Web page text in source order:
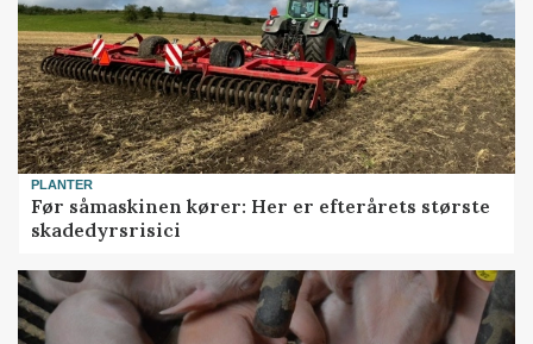
PLANTER
Før såmaskinen kører: Her er efterårets største
skadedyrsrisici